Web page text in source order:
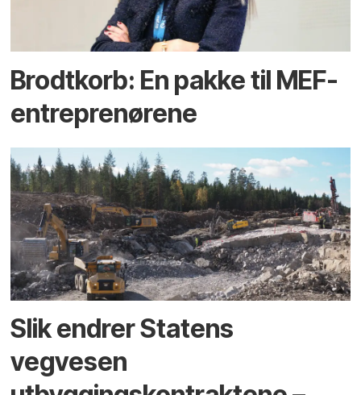
Brodtkorb: En pakke til MEF-
entreprenørene
Slik endrer Statens
vegvesen